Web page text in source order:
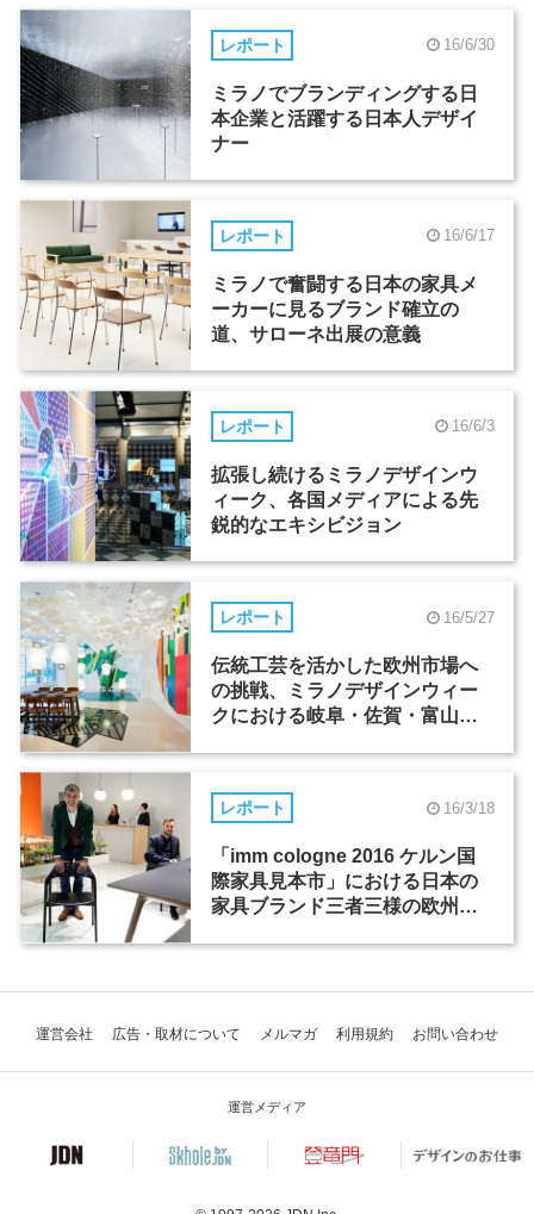
レポート 16/6/30
ミラノでブランディングする日
本企業と活躍する日本人デザイ
ナー
レポート 16/6/17
ミラノで奮闘する日本の家具メ
ーカーに見るブランド確立の
道、サローネ出展の意義
レポート 16/6/3
拡張し続けるミラノデザインウ
ィーク、各国メディアによる先
鋭的なエキシビジョン
レポート 16/5/27
伝統工芸を活かした欧州市場へ
の挑戦、ミラノデザインウィー
クにおける岐阜・佐賀・富山、3
レポート 16/3/18
「imm cologne 2016 ケルン国
際家具見本市」における日本の
家具ブランド三者三様の欧州展
運営会社 広告・取材について メルマガ 利用規約 お問い合わせ
運営メディア